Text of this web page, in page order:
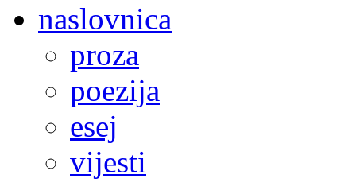
naslovnica
proza
poezija
esej
vijesti